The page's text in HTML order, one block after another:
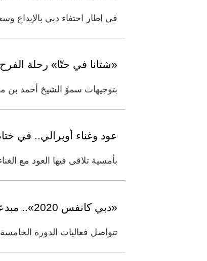
في إطار احتفاء دبي بالإبداع
«شتانا في حتّا» رحلة
بتوجيهات سموّ الشيخ أحمد بن
عود وغناء أوبرالي.. في
بأمسية تلاقى فيها العود مع
«دبي كانفس 2020».. مبدعون عالميون يسافرون «عبر الفن»
تتواصل فعاليات الدورة